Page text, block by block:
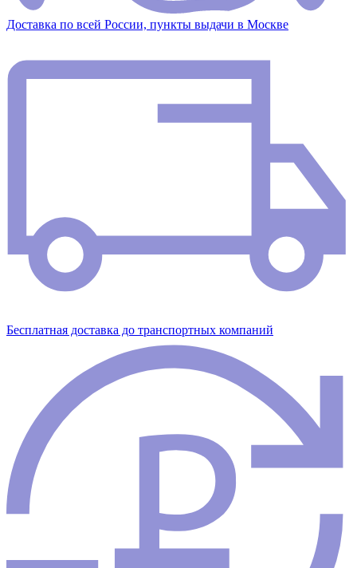
Доставка по всей России, пункты выдачи в Москве
Бесплатная доставка до транспортных компаний